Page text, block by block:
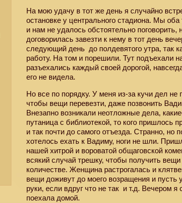
На мою удачу в тот же день я случайно
остановке у центрального стадиона. Мы
и нам не удалось обстоятельно поговорить,
договорилась завезти к нему в тот день
следующий день до полдевятого утра, так
работу. На том и порешили. Тут подъехали
разъехались каждый своей дорогой,
его не видела.
Но все по порядку. У меня из-за кучи дел не
чтобы вещи перевезти, даже позвонить
Внезапно возникали неотложные дела,
путаница с библиотекой, то кого пришлось
и так почти до самого отъезда. Странно, но
хотелось ехать к Вадиму, ноги не шли.
нашей хитрой и вороватой общаговской
всякий случай трешку, чтобы получить
количестве. Женщина растрогалась и
вещи доживут до моего возращения и пусть
руки, если вдруг что не так и т.д. Вечером я
поехала домой.